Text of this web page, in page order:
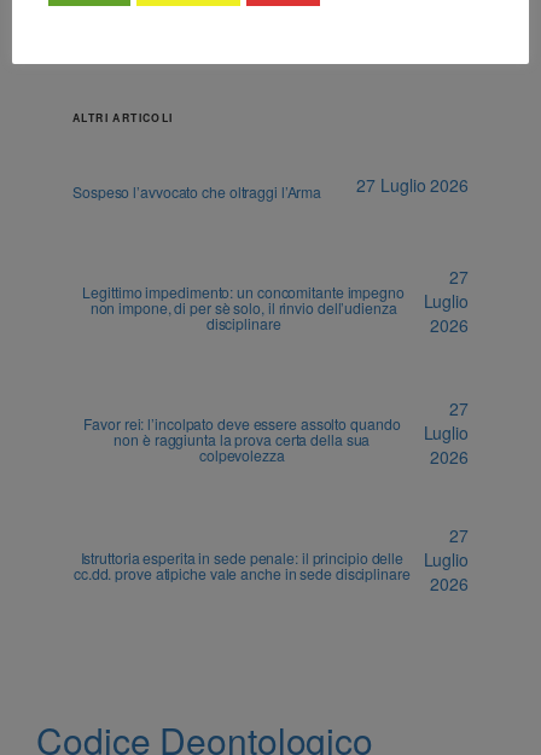
ALTRI ARTICOLI
Sospeso l’avvocato che oltraggi l’Arma 27 Luglio 2026
Legittimo impedimento: un concomitante impegno
non impone, di per sè solo, il rinvio dell’udienza
disciplinare
27
Luglio
2026
Favor rei: l’incolpato deve essere assolto quando
non è raggiunta la prova certa della sua
colpevolezza
27
Luglio
2026
Istruttoria esperita in sede penale: il principio delle
cc.dd. prove atipiche vale anche in sede disciplinare
27
Luglio
2026
Codice Deontologico